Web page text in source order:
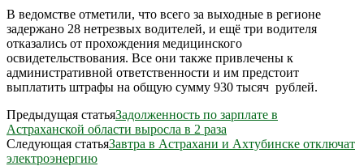
В ведомстве отметили, что всего за выходные в регионе
задержано 28 нетрезвых водителей, и ещё три водителя
отказались от прохождения медицинского
освидетельствования. Все они также привлечены к
административной ответственности и им предстоит
выплатить штрафы на общую сумму 930 тысяч рублей.
Предыдущая статьяЗадолженность по зарплате в
Астраханской области выросла в 2 раза
Следующая статьяЗавтра в Астрахани и Ахтубинске отключат
электроэнергию